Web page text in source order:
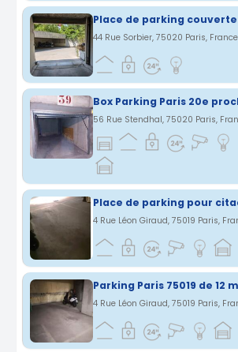
Place de parking couverte
44 Rue Sorbier, 75020 Paris, France
56 Rue Stendhal, 75020 Paris,
4 Rue Léon Giraud, 75019 Paris,
Parking Paris 75019 de 12
4 Rue Léon Giraud, 75019 Paris,